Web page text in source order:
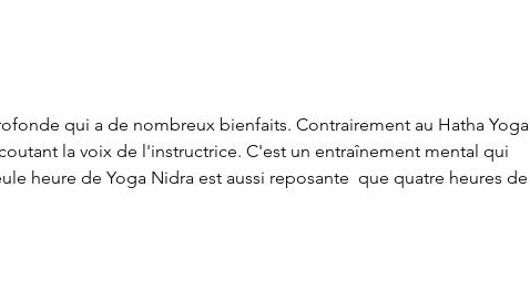
qui a de nombreux bienfaits. Contrairement au Hatha Yoga
la voix de l'instructrice. C'est un entraînement mental qui
heure de Yoga Nidra est aussi reposante  que quatre heures de